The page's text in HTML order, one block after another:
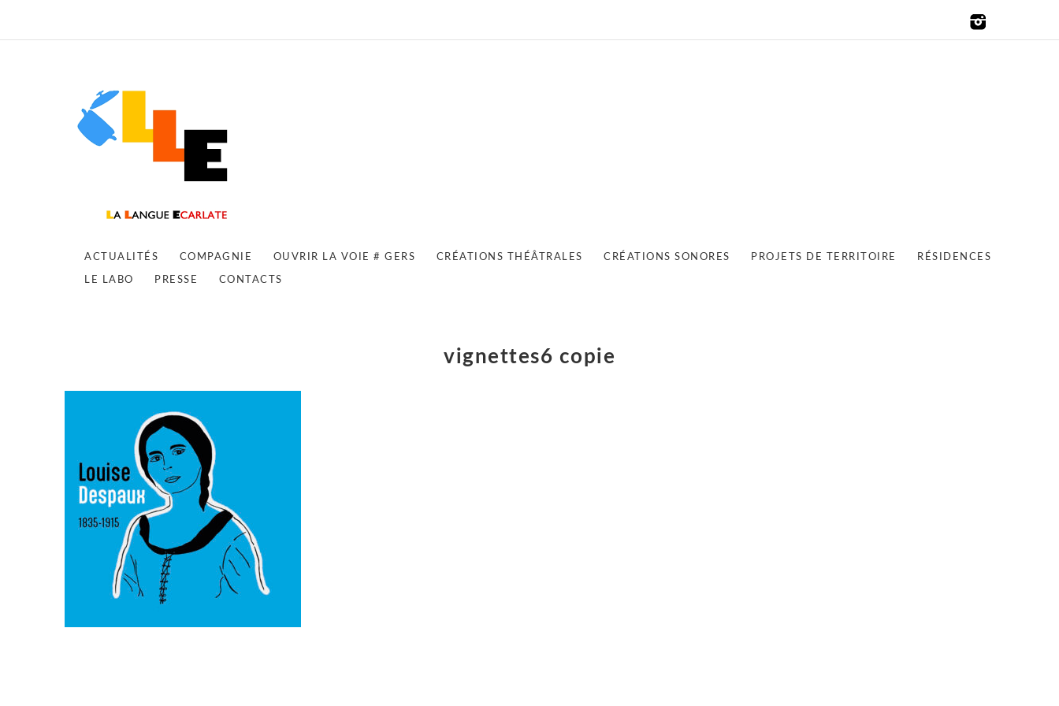
ACTUALITÉS COMPAGNIE OUVRIR LA VOIE # GERS CRÉATIONS THÉÂTRALES CRÉATIONS SONORES PROJETS DE TERRITOIRE RÉSIDENCES
LE LABO PRESSE CONTACTS
vignettes6 copie